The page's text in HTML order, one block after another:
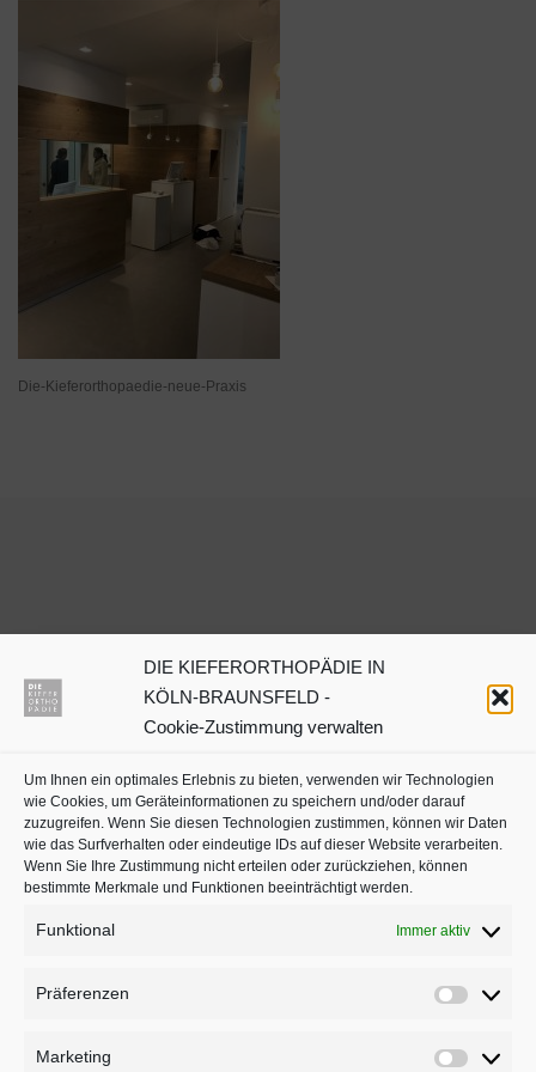
DIE KIEFERORTHOPÄDIE IN
KÖLN-BRAUNSFELD -
Cookie-Zustimmung verwalten
Um Ihnen ein optimales Erlebnis zu bieten, verwenden wir Technologien
wie Cookies, um Geräteinformationen zu speichern und/oder darauf
zuzugreifen. Wenn Sie diesen Technologien zustimmen, können wir Daten
wie das Surfverhalten oder eindeutige IDs auf dieser Website verarbeiten.
Wenn Sie Ihre Zustimmung nicht erteilen oder zurückziehen, können
bestimmte Merkmale und Funktionen beeinträchtigt werden.
Funktional Immer aktiv
Präferenzen
Marketing
Marketing
Die-Kieferorthopaedie-neue-Praxis
Dr. Julia Neuschulz
Kieferorthopäden oder
Zahnärzte mit Schwerpunkt
in Köln aufjameda